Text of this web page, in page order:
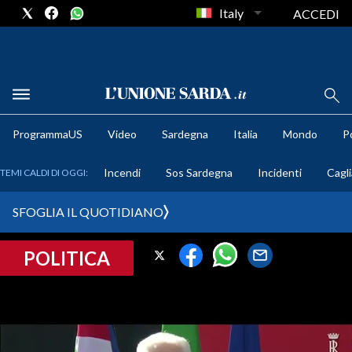
METEO
CRONACA SARDEGNA
SULCIS IGLESIENTE
Italy ACCEDI
ProgrammaUS Video Sardegna Italia Mondo
TEMI CALDI DI OGGI: Incendi Sos Sardegna Incidenti
SFOGLIA IL QUOTIDIANO
POLITICA